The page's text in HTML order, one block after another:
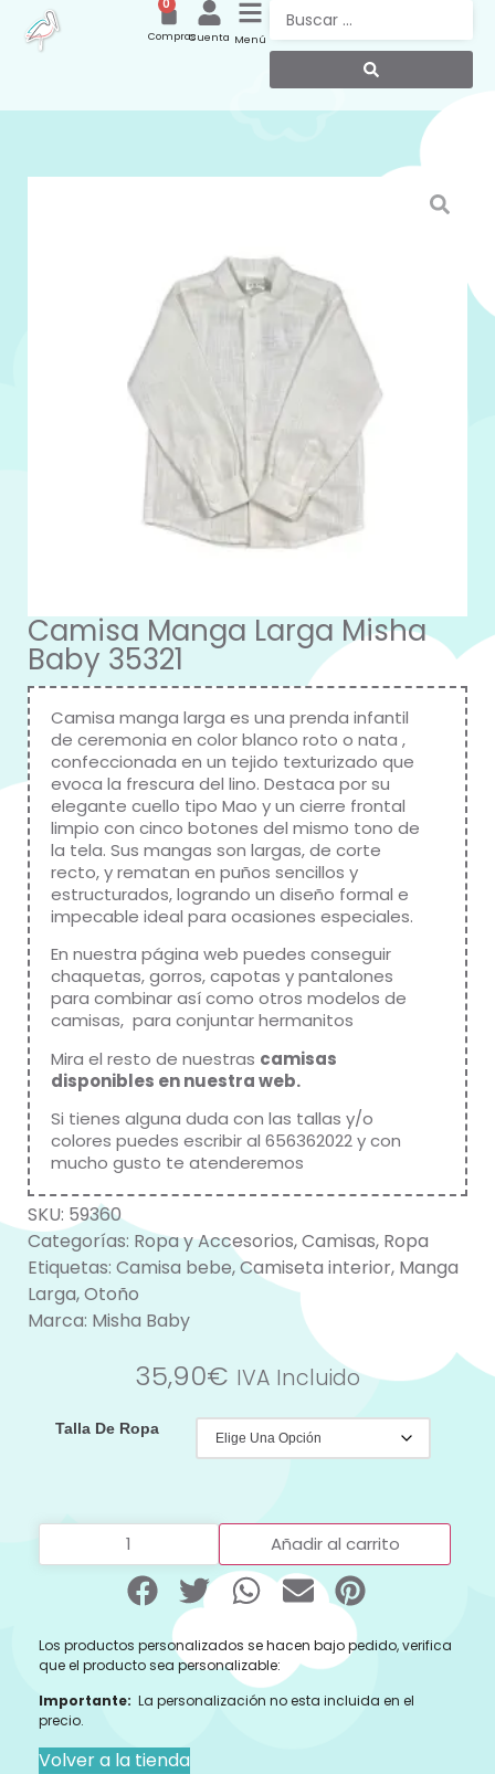
Menú
Cuenta
0
Compras
Camisa Manga Larga Misha
Baby 35321
Camisa manga larga es una prenda infantil
de ceremonia en color blanco roto o nata ,
confeccionada en un tejido texturizado que
evoca la frescura del lino. Destaca por su
elegante cuello tipo Mao y un cierre frontal
limpio con cinco botones del mismo tono de
la tela. Sus mangas son largas, de corte
recto, y rematan en puños sencillos y
estructurados, logrando un diseño formal e
impecable ideal para ocasiones especiales.
En nuestra página web puedes conseguir
chaquetas, gorros, capotas y pantalones
para combinar así como otros modelos de
camisas, para conjuntar hermanitos
Mira el resto de nuestras camisas
disponibles en nuestra web.
Si tienes alguna duda con las tallas y/o
colores puedes escribir al 656362022 y con
mucho gusto te atenderemos
SKU: 59360
Categorías: Ropa y Accesorios,Camisas, Ropa
Etiquetas: Camisa bebe,Camiseta interior, Manga
Larga,Otoño
Marca: Misha Baby
35,90€ IVA Incluido
Talla De Ropa
Añadir al carrito
Los productos personalizados se hacen bajo pedido, verifica
que el producto sea personalizable:
Importante: La personalización no esta incluida en el
precio.
Volver a la tienda